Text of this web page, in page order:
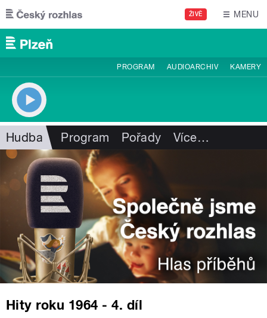
Přejít k hlavnímu obsahu
ŽIVĚ MENU
PROGRAM AUDIOARCHIV KAMERY
Hudba Program Pořady Více…
Hity roku 1964 - 4. díl